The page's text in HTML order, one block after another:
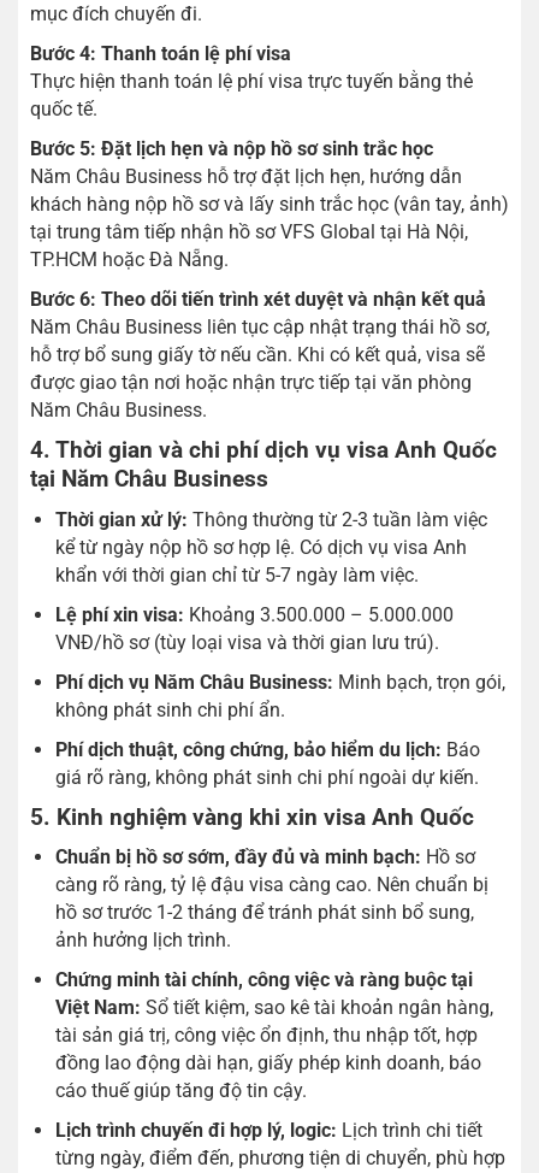
mục đích chuyến đi.
Bước 4: Thanh toán lệ phí visa
Thực hiện thanh toán lệ phí visa trực tuyến bằng thẻ
quốc tế.
Bước 5: Đặt lịch hẹn và nộp hồ sơ sinh trắc học
Năm Châu Business hỗ trợ đặt lịch hẹn, hướng dẫn
khách hàng nộp hồ sơ và lấy sinh trắc học (vân tay, ảnh)
tại trung tâm tiếp nhận hồ sơ VFS Global tại Hà Nội,
TP.HCM hoặc Đà Nẵng.
Bước 6: Theo dõi tiến trình xét duyệt và nhận kết quả
Năm Châu Business liên tục cập nhật trạng thái hồ sơ,
hỗ trợ bổ sung giấy tờ nếu cần. Khi có kết quả, visa sẽ
được giao tận nơi hoặc nhận trực tiếp tại văn phòng
Năm Châu Business.
4. Thời gian và chi phí dịch vụ visa Anh Quốc
tại Năm Châu Business
Thời gian xử lý: Thông thường từ 2-3 tuần làm việc
kể từ ngày nộp hồ sơ hợp lệ. Có dịch vụ visa Anh
khẩn với thời gian chỉ từ 5-7 ngày làm việc.
Lệ phí xin visa: Khoảng 3.500.000 – 5.000.000
VNĐ/hồ sơ (tùy loại visa và thời gian lưu trú).
Phí dịch vụ Năm Châu Business: Minh bạch, trọn gói,
không phát sinh chi phí ẩn.
Phí dịch thuật, công chứng, bảo hiểm du lịch: Báo
giá rõ ràng, không phát sinh chi phí ngoài dự kiến.
5. Kinh nghiệm vàng khi xin visa Anh Quốc
Chuẩn bị hồ sơ sớm, đầy đủ và minh bạch: Hồ sơ
càng rõ ràng, tỷ lệ đậu visa càng cao. Nên chuẩn bị
hồ sơ trước 1-2 tháng để tránh phát sinh bổ sung,
ảnh hưởng lịch trình.
Chứng minh tài chính, công việc và ràng buộc tại
Việt Nam: Sổ tiết kiệm, sao kê tài khoản ngân hàng,
tài sản giá trị, công việc ổn định, thu nhập tốt, hợp
đồng lao động dài hạn, giấy phép kinh doanh, báo
cáo thuế giúp tăng độ tin cậy.
Lịch trình chuyến đi hợp lý, logic: Lịch trình chi tiết
từng ngày, điểm đến, phương tiện di chuyển, phù hợp